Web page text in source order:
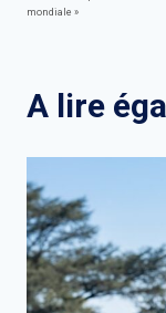
mondiale »
A lire